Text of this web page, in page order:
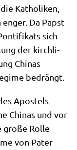
Katho­li­ken,
Da Papst
sich
der kirch­li­
Chi­nas
bedrängt.
Apo­stels
Chi­nas und vor
gro­ße Rol­le
von Pater